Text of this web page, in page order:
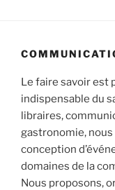
Le faire savoir est
indispensable du
libraires,
gastronomie,
conception
domaines de la
Nous proposons,